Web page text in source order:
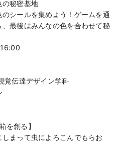
の秘密基地
シールを集めよう！ゲームを通
最後はみんなの色を合わせて秘
覚伝達デザイン学科
を創る】
まって虫によろこんでもらお